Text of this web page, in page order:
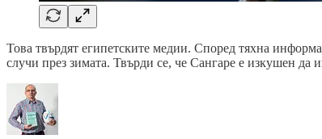
Това твърдят египетските медии. Според тяхна
случи през зимата. Твърди се, че Сангаре е изкушен да